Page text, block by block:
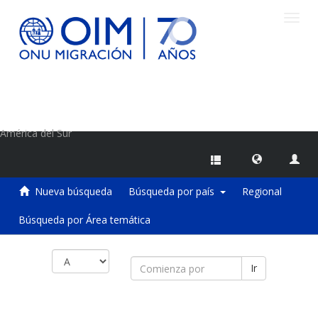
América del Sur
Nueva búsqueda Búsqueda por país Regional
Búsqueda por Área temática
Ir